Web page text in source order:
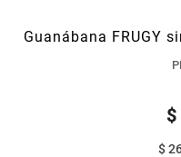
Guanábana FRUGY
$
$